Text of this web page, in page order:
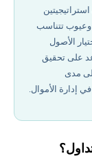
وعيوب تتناسب
الأصول
على تحقيق
مدى
إدارة الأموال.